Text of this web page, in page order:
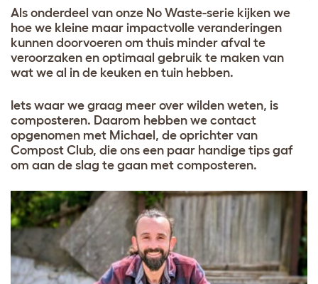
Als onderdeel van onze No Waste-serie kijken we
hoe we kleine maar impactvolle veranderingen
kunnen doorvoeren om thuis minder afval te
veroorzaken en optimaal gebruik te maken van
wat we al in de keuken en tuin hebben.
Iets waar we graag meer over wilden weten, is
composteren. Daarom hebben we contact
opgenomen met Michael, de oprichter van
Compost Club, die ons een paar handige tips gaf
om aan de slag te gaan met composteren.